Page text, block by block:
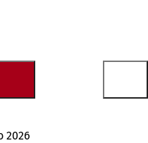
2026